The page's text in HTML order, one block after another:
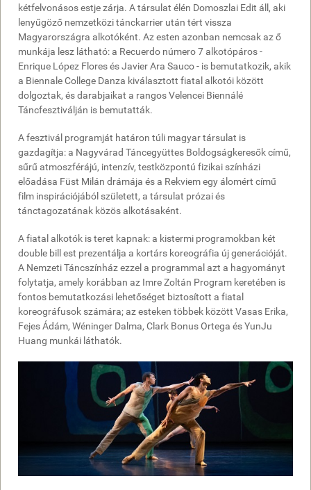
kétfelvonásos estje zárja. A társulat élén Domoszlai Edit áll, aki
lenyűgöző nemzetközi tánckarrier után tért vissza
Magyarországra alkotóként. Az esten azonban nemcsak az ő
munkája lesz látható: a Recuerdo número 7 alkotópáros -
Enrique López Flores és Javier Ara Sauco - is bemutatkozik, akik
a Biennale College Danza kiválasztott fiatal alkotói között
dolgoztak, és darabjaikat a rangos Velencei Biennálé
Táncfesztiválján is bemutatták.
A fesztivál programját határon túli magyar társulat is
gazdagítja: a Nagyvárad Táncegyüttes Boldogságkeresők című,
sűrű atmoszférájú, intenzív, testközpontú fizikai színházi
előadása Füst Milán drámája és a Rekviem egy álomért című
film inspirációjából született, a társulat prózai és
tánctagozatának közös alkotásaként.
A fiatal alkotók is teret kapnak: a kistermi programokban két
double bill est prezentálja a kortárs koreográfia új generációját.
A Nemzeti Táncszínház ezzel a programmal azt a hagyományt
folytatja, amely korábban az Imre Zoltán Program keretében is
fontos bemutatkozási lehetőséget biztosított a fiatal
koreográfusok számára; az esteken többek között Vasas Erika,
Fejes Ádám, Wéninger Dalma, Clark Bonus Ortega és YunJu
Huang munkái láthatók.